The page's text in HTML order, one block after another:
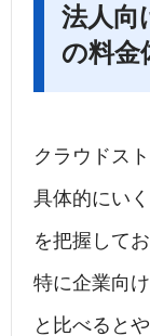
法人向
の料金
クラウドス
具体的にい
を把握して
特に企業向
と比べると